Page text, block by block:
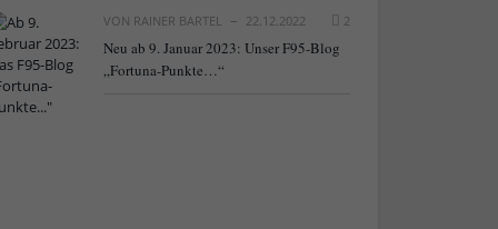
VON RAINER BARTEL 22.12.2022 2
Neu ab 9. Januar 2023: Unser F95-Blog
„Fortuna-Punkte…“